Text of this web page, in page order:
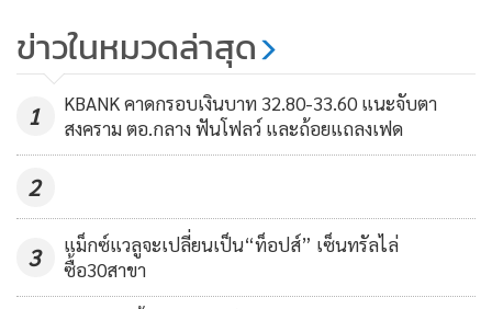
น.ส.กัณธิมา แจ้งวันสุข กรรมการผู้จัดการ กล่าวว่า ปี 2564 SO มี
กำไรสุทธิ 168 ล้านบาท เติบโตสูงถึง 20.8% จากปีก่อนที่ทำได้
139 ล้านบาท ซึ่งเป็นการเติบโตมาจากทุกหน่วยธุรกิจของบริษัท
โดยมีอัตรากำไรสุทธิปีนี้อยู่ที่ 8.1% เพิ่มขึ้นจากปีก่อนที่ทำได้
18.8% ซึ่งใกล้เคียงปีก่อนที่ทำได้ 18.3% ขณะที่ตัวเลขสถานะ
การเงินมีความแข็งแกร่งมาก
อย่างไรก็ดี บริษัทพยายามจะที่พัฒนานวัตกรรมใหม่ๆ เพื่อให้
470
ข่าวในหมวดล่าสุด
1
KBANK คาดกรอบเงินบาท 32.80-33.60 แนะจับตา
สงคราม ตอ.กลาง ฟันโฟลว์ และถ้อยแถลงเฟด
2
3
แม็กซ์แวลูจะเปลี่ยนเป็น“ท็อปส์” เซ็นทรัลไล่
ซื้อ30สาขา